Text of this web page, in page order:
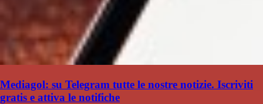
Mediagol: su Telegram tutte le nostre notizie. Iscriviti
gratis e attiva le notifiche